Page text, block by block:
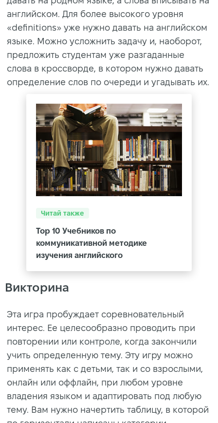
английском. Для более высокого уровня
«definitions» уже нужно давать на английском
языке. Можно усложнить задачу и, наоборот,
предложить студентам уже разгаданные
слова в кроссворде, в котором нужно давать
определение слов по очереди и угадывать их.
Читай также
Top 10 Учебников по
коммуникативной методике
изучения английского
Викторина
Эта игра пробуждает соревновательный
интерес. Ее целесообразно проводить при
повторении или контроле, когда закончили
учить определенную тему. Эту игру можно
применять как с детьми, так и со взрослыми,
онлайн или оффлайн, при любом уровне
владения языком и адаптировать под любую
тему. Вам нужно начертить таблицу, в которой